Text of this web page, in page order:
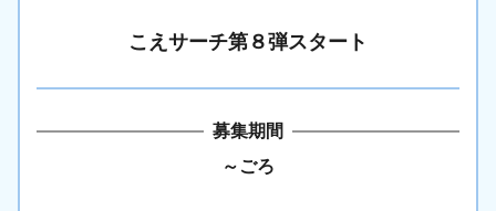
こえサーチ第８弾スタート
募集期間
～ ごろ